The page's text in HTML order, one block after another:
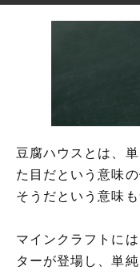
豆腐ハウスとは、
た目だという意味
そうだという意味
マインクラフトに
ターが登場し、単